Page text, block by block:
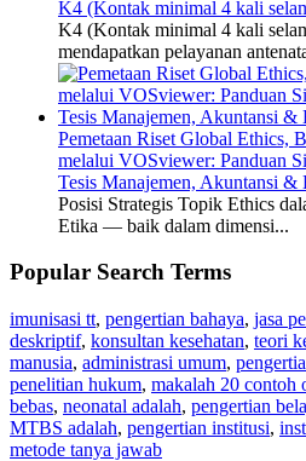
K4 (Kontak minimal 4 kali
K4 (Kontak minimal 4 kali
mendapatkan pelayanan
Pemetaan Riset Global Ethics,
melalui VOSviewer: Panduan
Tesis Manajemen, Akuntansi &
Posisi Strategis Topik Ethics
Etika — baik dalam dimensi...
Popular Search Terms
imunisasi tt, pengertian bahaya, jasa
deskriptif, konsultan kesehatan, teori
manusia, administrasi umum,
penelitian hukum, makalah 20 contoh
bebas, neonatal adalah, pengertian
MTBS adalah, pengertian institusi,
metode tanya jawab